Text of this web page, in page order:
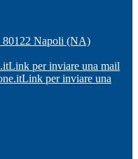
80122 Napoli (NA)
Link per inviare una mail
Link per inviare una